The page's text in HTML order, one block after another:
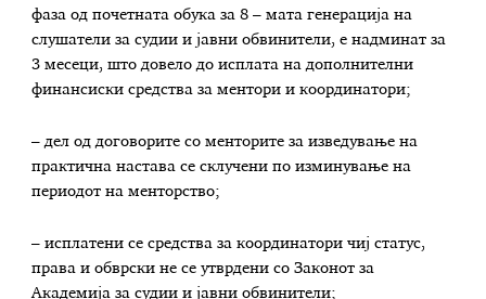
фаза од почетната обука за 8 – мата генерација на
слушатели за судии и јавни обвинители, е надминат за
3 месеци, што довело до исплата на дополнителни
финансиски средства за ментори и координатори;
– дел од договорите со менторите за изведување на
практична настава се склучени по изминување на
периодот на менторство;
– исплатени се средства за координатори чиј статус,
права и обврски не се утврдени со Законот за
Академија за судии и јавни обвинители;